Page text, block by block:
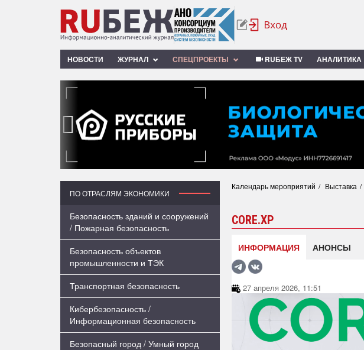
НОВОСТИ ЖУРНАЛ СПЕЦПРОЕКТЫ RUБЕЖ TV АНАЛИТИКА
‹
ПО ОТРАСЛЯМ ЭКОНОМИКИ
Безопасность зданий и сооружений
/ Пожарная безопасность
Безопасность объектов
промышленности и ТЭК
Транспортная безопасность
Кибербезопасность /
Информационная безопасность
Безопасный город / Умный город
Календарь мероприятий Выставка
CORE.XP
ИНФОРМАЦИЯ АНОНСЫ
27 апреля 2026, 11:51